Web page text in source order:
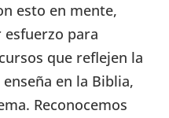
esto en mente,
para
que reflejen la
en la Biblia,
Reconocemos